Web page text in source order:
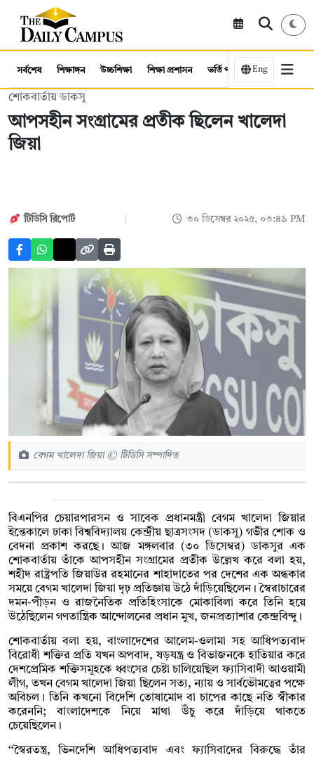
সর্বশেষ শিক্ষাঙ্গন উচ্চশিক্ষা শিক্ষা প্রশাসন ভর্তি পরীক্ষা কর্মসংস্থান
Eng
শোকবার্তায় ডাকসু
আপসহীন সংগ্রামের প্রতীক ছিলেন খালেদা
জিয়া
টিডিসি রিপোর্ট ৩০ ডিসেম্বর ২০২৫, ০৩:৪৯ PM
বেগম খালেদা জিয়া © টিডিসি সম্পাদিত
বিএনপির চেয়ারপারসন ও সাবেক প্রধানমন্ত্রী বেগম খালেদা জিয়ার
ইন্তেকালে ঢাকা বিশ্ববিদ্যালয় কেন্দ্রীয় ছাত্রসংসদ (ডাকসু) গভীর শোক ও
বেদনা প্রকাশ করছে। আজ মঙ্গলবার (৩০ ডিসেম্বর) ডাকসুর এক
শোকবার্তায় তাঁকে আপসহীন সংগ্রামের প্রতীক উল্লেখ করে বলা হয়,
শহীদ রাষ্ট্রপতি জিয়াউর রহমানের শাহাদাতের পর দেশের এক অন্ধকার
সময়ে বেগম খালেদা জিয়া দৃঢ় প্রতিজ্ঞায় উঠে দাঁড়িয়েছিলেন। স্বৈরাচারের
দমন-পীড়ন ও রাজনৈতিক প্রতিহিংসাকে মোকাবিলা করে তিনি হয়ে
উঠেছিলেন গণতান্ত্রিক আন্দোলনের প্রধান মুখ, জনপ্রত্যাশার কেন্দ্রবিন্দু।
শোকবার্তায় বলা হয়, বাংলাদেশের আলেম-ওলামা সহ আধিপত্যবাদ
বিরোধী শক্তির প্রতি যখন অপবাদ, ষড়যন্ত্র ও বিভাজনকে হাতিয়ার করে
দেশপ্রেমিক শক্তিসমূহকে ধ্বংসের চেষ্টা চালিয়েছিল ফ্যাসিবাদী আওয়ামী
লীগ, তখন বেগম খালেদা জিয়া ছিলেন সত্য, ন্যায় ও সার্বভৌমত্বের পক্ষে
অবিচল। তিনি কখনো বিদেশি তোষামোদ বা চাপের কাছে নতি স্বীকার
করেননি; বাংলাদেশকে নিয়ে মাথা উঁচু করে দাঁড়িয়ে থাকতে
চেয়েছিলেন।
‘‘স্বৈরতন্ত্র, ভিনদেশি আধিপত্যবাদ এবং ফ্যাসিবাদের বিরুদ্ধে তাঁর